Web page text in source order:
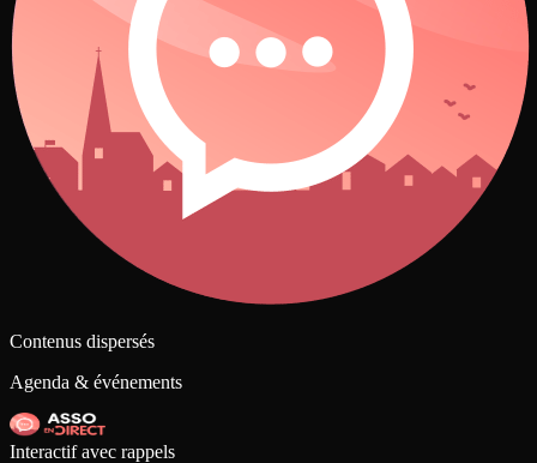
Contenus dispersés
Agenda & événements
Interactif avec rappels